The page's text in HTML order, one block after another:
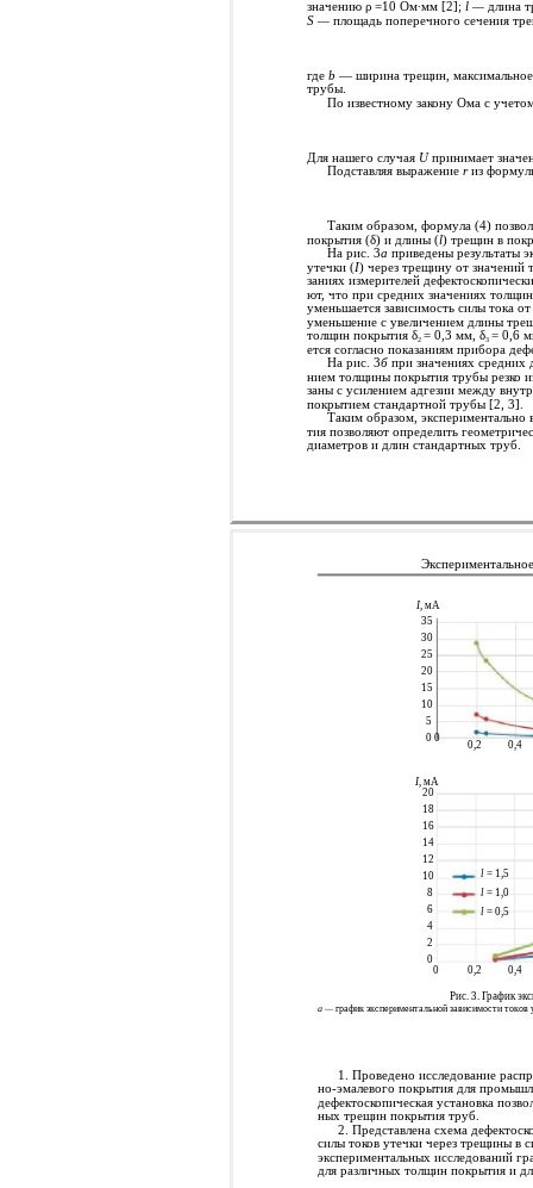
значению ρ =10 Ом∙мм [2];l — длина
S —площадь поперечного сечения
гдеb — ширина трещин,
трубы.
По известному закону Ома с
Для нашего случая Uпринимает
Подставляя выражениеrиз
Таким образом, формула (4)
покрытия (δ) и длины (l) трещин в
На рис. 3а приведены результаты
утечки (I) через трещину от
заниях измерителей
ют, что при средних значениях
уменьшается зависимость силы тока
уменьшение с увеличением длины
толщин покрытия δ2 = 0,3 мм, δ3 = 0,6
ется согласно показаниям прибора
На рис. 3б при значениях
нием толщины покрытия трубы резко
заны с усилением адгезии между
покрытием стандартной трубы [2, 3].
Таким образом, экспериментально
тия позволяют определить
диаметров и длин стандартных труб.
I, мА
35
30
25
20
15
10
5
0 0
0,2 0,4
I, мА
20
18
16
14
12
10
l= 1,5
8
l= 1,0
6
l= 0,5
4
2
0
0
0,2 0,4
Рис. 3. График
а —график экспериментальной зависимости
1. Проведено исследование
но-эмалевого покрытия для
дефектоскопическая установка
ных трещин покрытия труб.
2. Представлена схема
силы токов утечки через трещины в
экспериментальных исследований
для различных толщин покрытия и